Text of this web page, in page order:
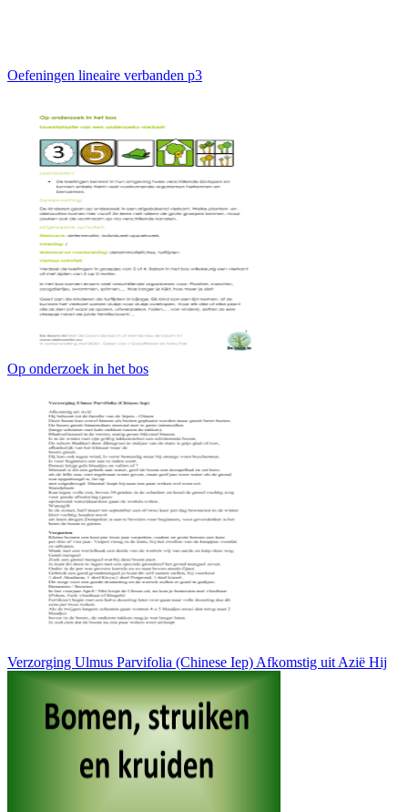
Oefeningen lineaire verbanden p3
Op onderzoek in het bos
Verzorging Ulmus Parvifolia (Chinese Iep) Afkomstig uit Azië Hij